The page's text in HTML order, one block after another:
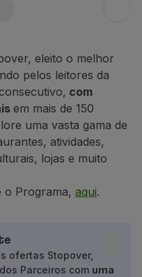
de desconto em
de Portugal.
eleito o melhor
pelos leitores da
com
em mais de 150
uma vasta gama de
atividades,
lojas e muito
o Programa, aqui.
ofertas Stopover,
Parceiros com uma